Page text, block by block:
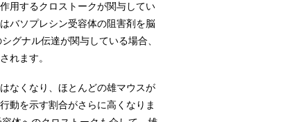
用するクロストークが関与してい
バソプレシン受容体の阻害剤を脳
グナル伝達が関与している場合、
れます。
なくなり、ほとんどの雄マウスが
動を示す割合がさらに高くなりま